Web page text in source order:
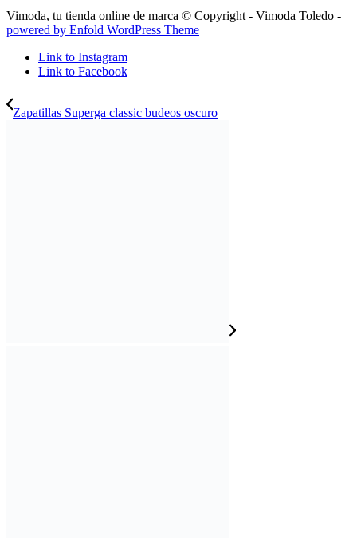
Vimoda, tu tienda online de marca © Copyright - Vimoda Toledo -
powered by Enfold WordPress Theme
Link to Instagram
Link to Facebook
Zapatillas Superga classic budeos oscuro